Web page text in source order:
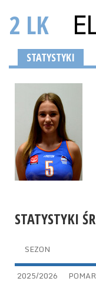
2 LK
STATYSTYKI
STATYSTYKI
SEZON
2025/2026